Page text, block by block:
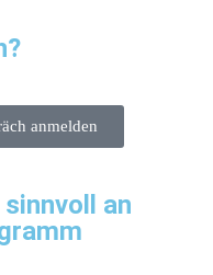
anmelden
an